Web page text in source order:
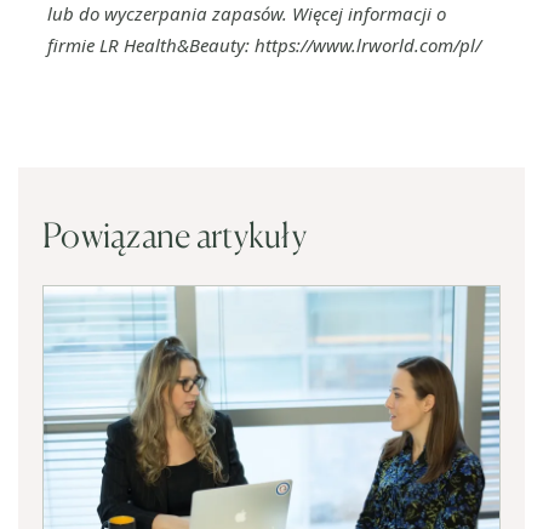
lub do wyczerpania zapasów. Więcej informacji o
firmie LR Health&Beauty: https://www.lrworld.com/pl/
Powiązane artykuły